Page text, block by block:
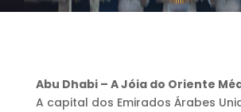
Abu Dhabi – A Jóia do Oriente
A capital dos Emirados Árabes